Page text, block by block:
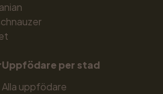
Uppfödare per stad
Alla uppfödare